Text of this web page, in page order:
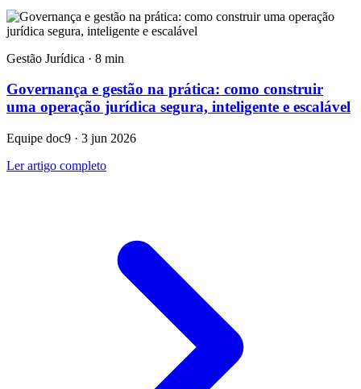
Gestão Jurídica · 8 min
Governança e gestão na prática: como construir
uma operação jurídica segura, inteligente e escalável
Equipe doc9 · 3 jun 2026
Ler artigo completo